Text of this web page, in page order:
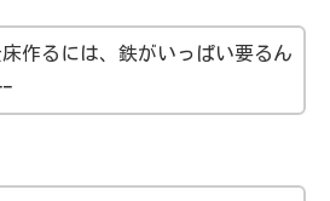
作るには、鉄がいっぱい要るん